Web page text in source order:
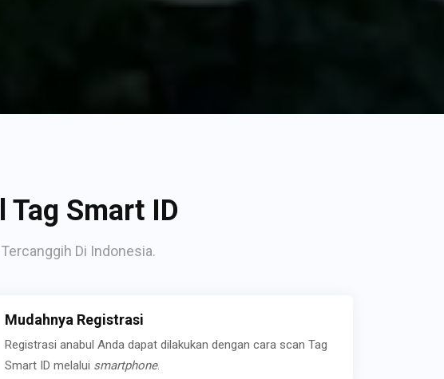
Tag Smart ID
Di Indonesia.
Mudahnya Registrasi
Registrasi anabul Anda dapat dilakukan dengan cara scan Tag
Smart ID melalui smartphone.